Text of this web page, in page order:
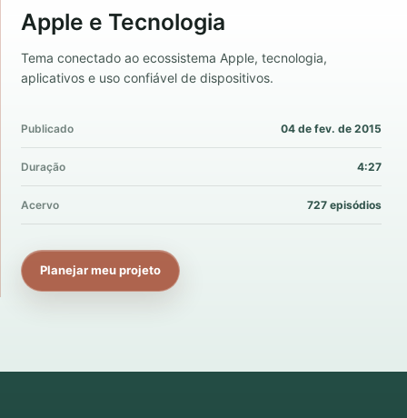
Apple e Tecnologia
Tema conectado ao ecossistema Apple, tecnologia,
aplicativos e uso confiável de dispositivos.
Publicado 04 de fev. de 2015
Duração 4:27
Acervo 727 episódios
Planejar meu projeto